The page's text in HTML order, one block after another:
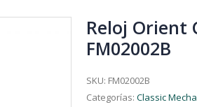
Reloj Orient
FM02002B
SKU: FM02002B
Categorías: Classic